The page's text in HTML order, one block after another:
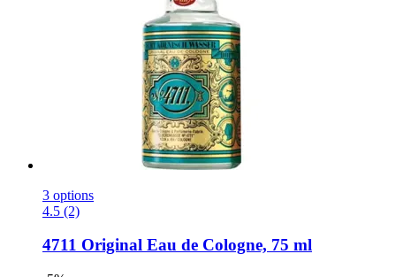
3 options
4.5 (2)
4711 Original Eau de Cologne, 75 ml